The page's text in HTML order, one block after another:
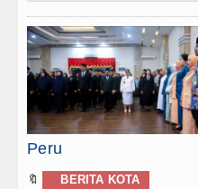
Peru
🔖 BERITA KOTA